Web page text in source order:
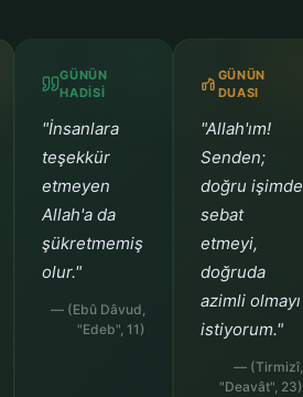
GÜNÜN
HADISI
"İnsanlara
teşekkür
etmeyen
Allah'a da
şükretmemiş
olur."
— (Ebû Dâvud,
"Edeb", 11)
GÜNÜN
DUASI
"Allah'ım!
Senden;
doğru işimde
sebat
etmeyi,
doğruda
azimli olmayı
istiyorum."
— (Tirmizî,
"Deavât", 23)